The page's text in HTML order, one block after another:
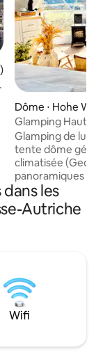
sur la
Dôme ⋅ Hohe
Glamping Haut
fenêtre en étoile
Glamping de luxe
tente dôme
climatisée (Geo-
panoramiques et
nature,
sensation de tente bulle.
*Jacuzzi * Oasis
Cuisine avec
café et barbecue
Douche avec
écologiques * W-LAN
confort !
les
Autriche
Wifi